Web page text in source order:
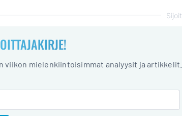
viikon mielenkiintoisimmat analyysit ja